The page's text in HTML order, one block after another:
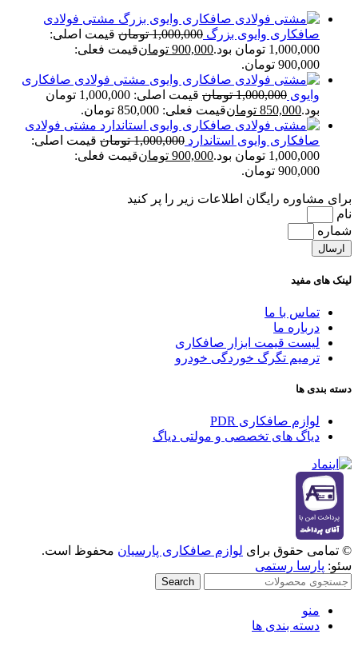
مشتی فولادی
صافکاری وایوی بزرگ 1,000,000 تومان قیمت اصلی:
1,000,000 تومان بود.
900,000 تومانقیمت فعلی:
900,000 تومان.
مشتی فولادی صافکاری
وایوی 1,000,000 تومان
قیمت اصلی: 1,000,000 تومان
بود.850,000 تومانقیمت فعلی: 850,000 تومان.
مشتی فولادی
صافکاری وایوی استاندارد 1,000,000 تومان قیمت اصلی:
1,000,000 تومان بود.
900,000 تومانقیمت فعلی:
900,000 تومان.
برای مشاوره رایگان اطلاعات زیر را پر کنید
نام
شماره
ارسال
لینک های مفید
تماس با ما
درباره ما
لیست قیمت ابزار صافکاری
ترمیم تگرگ خوردگی خودرو
دسته بندی ها
لوازم صافکاری PDR
دیاگ های تخصصی و مولتی دیاگ
© تمامی حقوق برای لوازم صافکاری پارسیان محفوظ است.
سئو: پارسا رستمی
Search
منو
دسته بندی ها